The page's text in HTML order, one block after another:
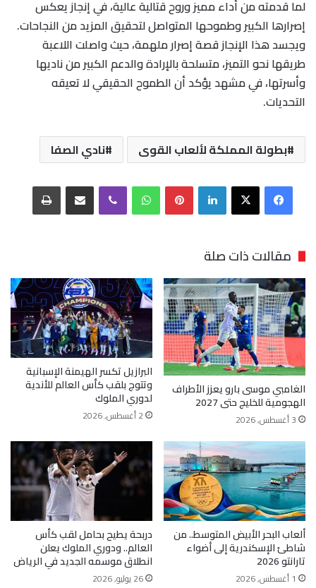
لما قدمته من أداء مميز وروح قتالية عالية، في إنجاز يعكس
إصرارها الكبير وطموحها المتواصل لتحقيق المزيد من النجاحات.
ويجسد هذا الإنجاز قصة إصرار ملهمة، حيث واصلت اللاعبة
طريقها نحو التميز، متسلحة بالإرادة والدعم الكبير من ناديها
وأسرتها، في مشهد يؤكد أن الطموح الحقيقي لا تعيقه
التحديات.
بطولة المملكة لألعاب القوى نادي الصفا
فيسبوك‫X لينكدإن بينتيريستواتساب ڤايبر مشاركة عبر البريد طباعة
مقالات ذات صلة
الغامبي موسى بارو يعزز الأطراف
الهجومية للخليج حتى 2027
3 أغسطس, 2026
البرازيل تكسر الهيمنة الإسبانية
وتتوج بلقب كأس العالم للأندية
لدوري الملوك
2 أغسطس, 2026
ألعاب البحر الأبيض المتوسط.. من
شاطئ الإسكندرية إلى أضواء
تارانتو 2026
1 أغسطس, 2026
دربحة يطيح بحامل لقب كأس
العالم.. ودوري الملوك يعلن
انطلاق موسمه الجديد في الرياض
26 يوليو, 2026